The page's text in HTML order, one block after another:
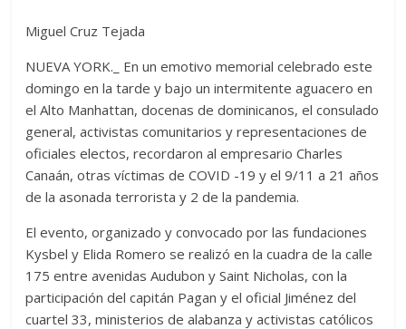
Miguel Cruz Tejada
NUEVA YORK._ En un emotivo memorial celebrado este
domingo en la tarde y bajo un intermitente aguacero en
el Alto Manhattan, docenas de dominicanos, el consulado
general, activistas comunitarios y representaciones de
oficiales electos, recordaron al empresario Charles
Canaán, otras víctimas de COVID -19 y el 9/11 a 21 años
de la asonada terrorista y 2 de la pandemia.
El evento, organizado y convocado por las fundaciones
Kysbel y Elida Romero se realizó en la cuadra de la calle
175 entre avenidas Audubon y Saint Nicholas, con la
participación del capitán Pagan y el oficial Jiménez del
cuartel 33, ministerios de alabanza y activistas católicos